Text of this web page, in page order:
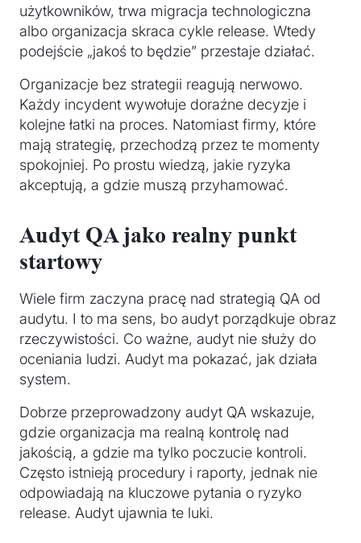
użytkowników, trwa migracja technologiczna
albo organizacja skraca cykle release. Wtedy
podejście „jakoś to będzie” przestaje działać.
Organizacje bez strategii reagują nerwowo.
Każdy incydent wywołuje doraźne decyzje i
kolejne łatki na proces. Natomiast firmy, które
mają strategię, przechodzą przez te momenty
spokojniej. Po prostu wiedzą, jakie ryzyka
akceptują, a gdzie muszą przyhamować.
Audyt QA jako realny punkt
startowy
Wiele firm zaczyna pracę nad strategią QA od
audytu. I to ma sens, bo audyt porządkuje obraz
rzeczywistości. Co ważne, audyt nie służy do
oceniania ludzi. Audyt ma pokazać, jak działa
system.
Dobrze przeprowadzony audyt QA wskazuje,
gdzie organizacja ma realną kontrolę nad
jakością, a gdzie ma tylko poczucie kontroli.
Często istnieją procedury i raporty, jednak nie
odpowiadają na kluczowe pytania o ryzyko
release. Audyt ujawnia te luki.